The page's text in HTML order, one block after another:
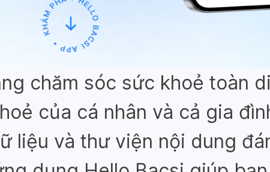
chăm sóc sức khoẻ toàn
của cá nhân và cả gia
liệu và thư viện nội dung